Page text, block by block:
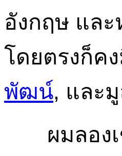
อังกฤษ แล
โดยตรงก็ค
พัฒน์, และ
ผมลองเข้